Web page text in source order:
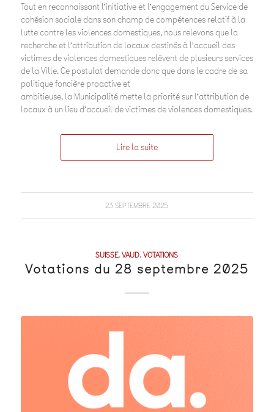
Tout en reconnaissant l’initiative et l’engagement du Service de
cohésion sociale dans son champ de compétences relatif à la
lutte contre les violences domestiques, nous relevons que la
recherche et l’attribution de locaux destinés à l’accueil des
victimes de violences domestiques relèvent de plusieurs services
de la Ville. Ce postulat demande donc que dans le cadre de sa
politique foncière proactive et
ambitieuse, la Municipalité mette la priorité sur l’attribution de
locaux à un lieu d’accueil de victimes de violences domestiques.
Lire la suite
23 SEPTEMBRE 2025
SUISSE,VAUD,VOTATIONS
Votations du 28 septembre 2025